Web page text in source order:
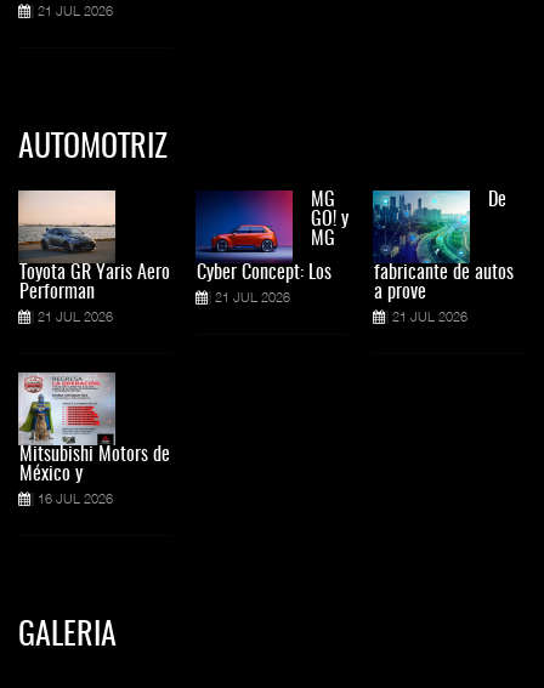
21 JUL 2026
AUTOMOTRIZ
Toyota GR Yaris Aero
Performan
21 JUL 2026
Mitsubishi Motors de
México y
16 JUL 2026
MG
GO! y
MG
Cyber Concept: Los
21 JUL 2026
De
fabricante de autos
a prove
21 JUL 2026
GALERIA